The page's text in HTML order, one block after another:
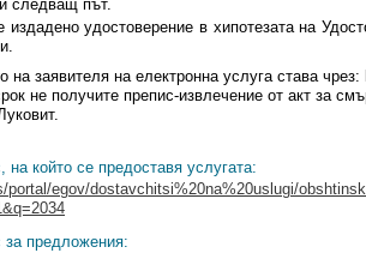
следващ път.
издадено удостоверение в хипотезата на
на заявителя на електронна услуга става чрез:
не получите препис-извлечение от акт за
на който се предоставя услугата:
portal/egov/dostavchitsi%20na%20uslugi/
за предложения: